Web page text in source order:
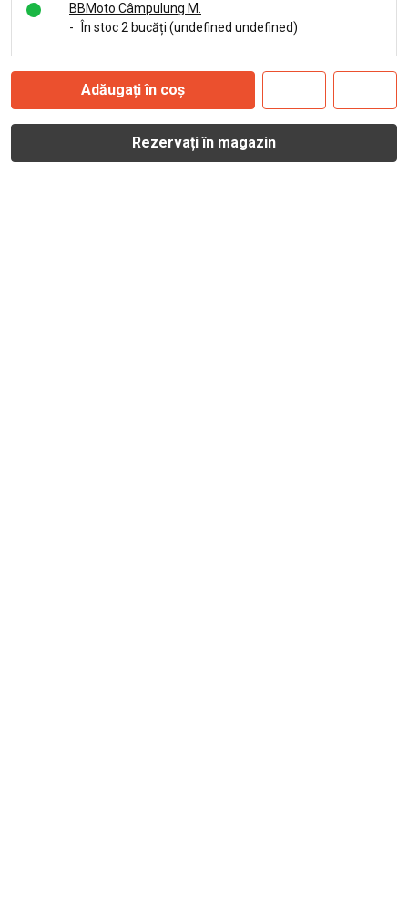
BBMoto Câmpulung M.
-
În stoc 2 bucăți (undefined undefined)
Adăugați în coș
Rezervați în magazin